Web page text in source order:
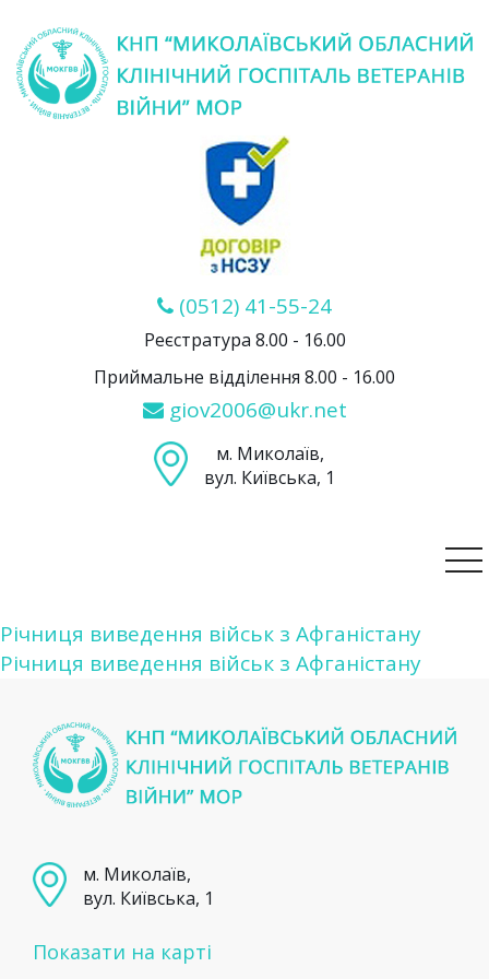
(0512) 41-55-24
Реєстратура 8.00 - 16.00
Приймальне відділення 8.00 - 16.00
giov2006@ukr.net
м. Миколаїв,
вул. Київська, 1
Навігація
записів
Річниця виведення військ з Афганістану
Річниця виведення військ з Афганістану
м. Миколаїв,
вул. Київська, 1
Показати на карті